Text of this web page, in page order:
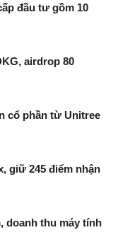
đầu tư gồm 10
airdrop 80
cổ phần từ Unitree
giữ 245 điểm nhận
doanh thu máy tính